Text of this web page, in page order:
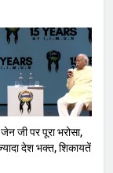
जी पर पूरा भरोसा,
देश भक्त, शिकायतें